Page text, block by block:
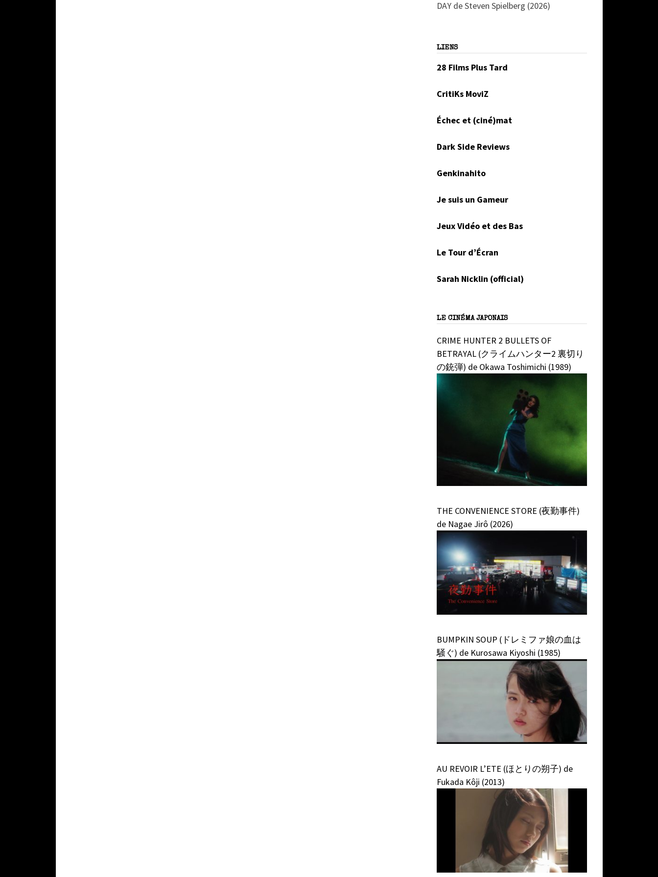
DAY de Steven Spielberg (2026)
LIENS
28 Films Plus Tard
CritiKs MoviZ
Échec et (ciné)mat
Dark Side Reviews
Genkinahito
Je suis un Gameur
Jeux Vidéo et des Bas
Le Tour d’Écran
Sarah Nicklin (official)
LE CINÉMA JAPONAIS
CRIME HUNTER 2 BULLETS OF
BETRAYAL (クライムハンター2 裏切り
の銃弾) de Okawa Toshimichi (1989)
THE CONVENIENCE STORE (夜勤事件)
de Nagae Jirô (2026)
BUMPKIN SOUP (ドレミファ娘の血は
騒ぐ) de Kurosawa Kiyoshi (1985)
AU REVOIR L’ETE (ほとりの朔子) de
Fukada Kôji (2013)